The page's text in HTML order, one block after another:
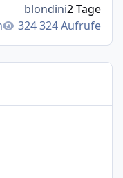
324 Aufrufe
blondini2 Tage